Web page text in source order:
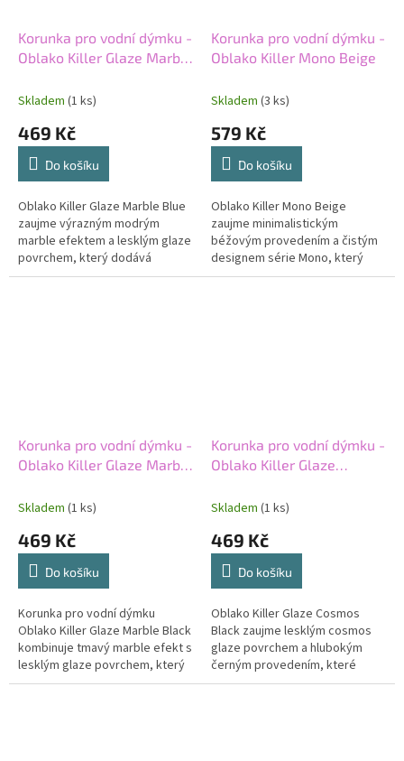
Korunka pro vodní dýmku -
Oblako Killer Glaze Marble
Skladem (1 ks)
469 Kč
Do košíku
Oblako Killer Glaze Marble Blue
zaujme výrazným modrým
marble efektem a lesklým glaze
povrchem, který dodává
korunce luxusní vzhled.
Korunka pro vodní dýmku -
Oblako Killer Mono Beige
Skladem (3 ks)
579 Kč
Do košíku
Oblako Killer Mono Beige
zaujme minimalistickým
béžovým provedením a čistým
designem série Mono, který
působí elegantně a nadčasově.
Korunka pro vodní dýmku -
Oblako Killer Glaze Marble
Skladem (1 ks)
469 Kč
Do košíku
Korunka pro vodní dýmku
Oblako Killer Glaze Marble Black
kombinuje tmavý marble efekt s
lesklým glaze povrchem, který
dodává korunce výrazný a
Korunka pro vodní dýmku -
Oblako Killer Glaze
Skladem (1 ks)
469 Kč
Do košíku
Oblako Killer Glaze Cosmos
Black zaujme lesklým cosmos
glaze povrchem a hlubokým
černým provedením, které
působí luxusně a výrazně